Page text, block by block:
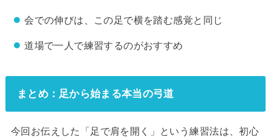
会での伸びは、この足で横を踏む感覚と同じ
道場で一人で練習するのがおすすめ
まとめ：足から始まる本当の弓道
今回お伝えした「足で肩を開く」という練習法は、初心